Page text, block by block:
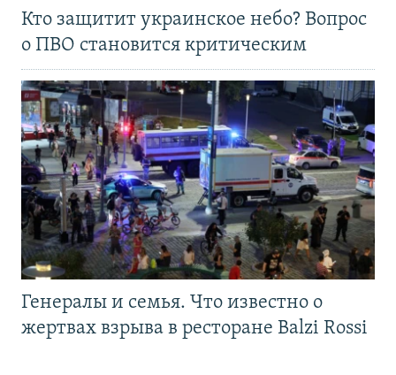
Кто защитит украинское небо? Вопрос
о ПВО становится критическим
Генералы и семья. Что известно о
жертвах взрыва в ресторане Balzi Rossi